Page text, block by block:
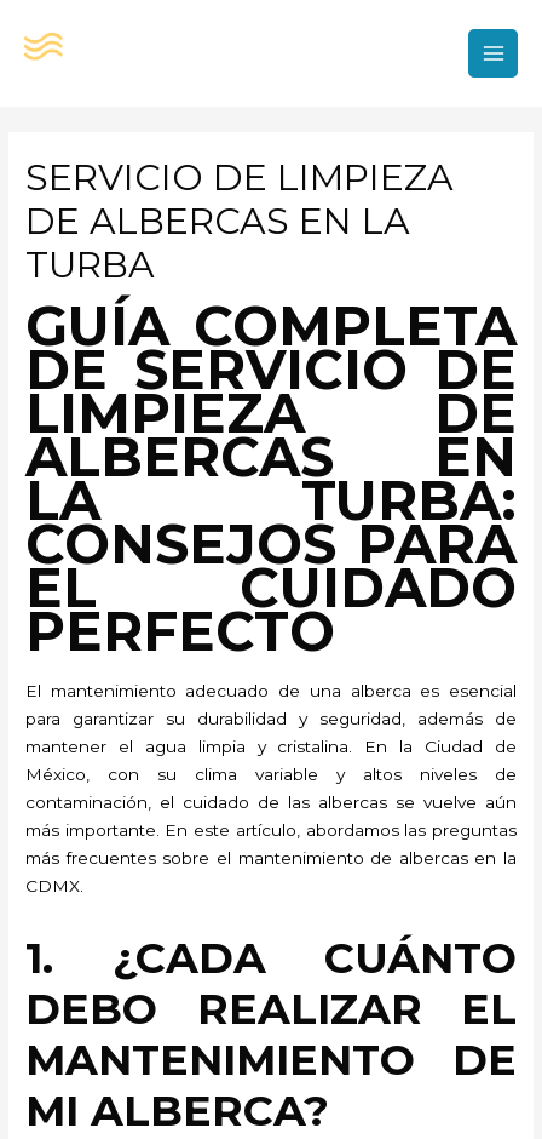
SERVICIO DE LIMPIEZA
DE ALBERCAS EN LA
TURBA
GUÍA COMPLETA
DE SERVICIO DE
LIMPIEZA DE
ALBERCAS EN
LA TURBA:
CONSEJOS PARA
EL CUIDADO
PERFECTO
El mantenimiento adecuado de una alberca es esencial
para garantizar su durabilidad y seguridad, además de
mantener el agua limpia y cristalina. En la Ciudad de
México, con su clima variable y altos niveles de
contaminación, el cuidado de las albercas se vuelve aún
más importante. En este artículo, abordamos las preguntas
más frecuentes sobre el mantenimiento de albercas en la
CDMX.
1. ¿CADA CUÁNTO
DEBO REALIZAR EL
MANTENIMIENTO DE
MI ALBERCA?